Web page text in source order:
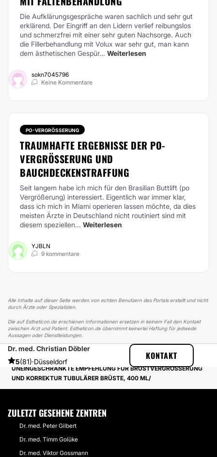
Die Aufklärungsgespräche waren sachlich und sehr gut
erklärend. Der Eingriff an den Lidern verlief reibungslos
und schmerzfrei mit einer sehr guten Nachsorge. Auch
die Fillerbehandlung mit Volux war sehr gut, man kann
dem ästhetischen Gespür... Weiterlesen
sokn7045796
Keine Kommentare
PO-VERGRÖSSERUNG
TRAUMHAFTE ERGEBNISSE DER PO-
VERGRÖSSERUNG UND B
AUCHDECKENSTRAFFUNG
Seit langem habe ich mich für den Brasilian Buttlift (po
Vergrößerung) interessiert. Eigentlich war immer klar,
dass ich mich in Miami operieren lassen möchte, da dies
meisten Ärzte in Deutschland nicht routiniert sind mit
diesem speziellen... Weiterlesen
YJBLN
9 kommentare
Alle Inhalte auf dieser Seite werden von echten Benutzern des Portals erstellt und nicht
durch Ärzte oder Spezialisten.
Die auf Estheticon.de erschienen Informationen ersetzen in keinem Fall den Kontakt
zwischen Arzt und Patient. Estheticon.de übernimmt keinerlei Haftung für jedwede
Aussagen oder Dienstleistungen.
Dr. med. Christian Döbler
5(81)·Düsseldorf
KONTAKT
ESTHETICON
ERFAHRUNGSBERICHTE
ERFAHRUNGSBERICHTE ÜBER BRUSTVERGRÖSSERUNG
UNEINGESCHRÄNKTE EMPFEHLUNG FÜR BRUSTVERGRÖSSERUNG U
ND KORREKTUR TUBULÄRER BRÜSTE, 400 ML
ZULETZT GESEHENE ZENTREN
Dr. med. Peter Gilbert
Dr. med. Timm Golüke
Dr. med. Viktor Gossmann